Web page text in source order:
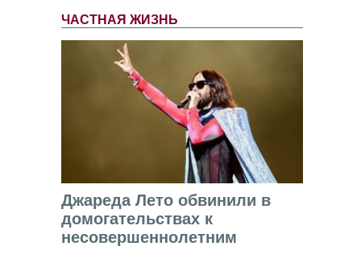
ЧАСТНАЯ ЖИЗНЬ
Джареда Лето обвинили в
домогательствах к
несовершеннолетним